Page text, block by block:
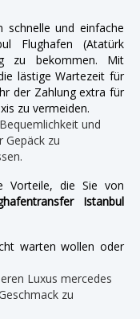
schnelle und einfache
Flughafen (Atatürk
zu bekommen. Mit
lästige Wartezeit für
der Zahlung extra für
zu vermeiden.
und
Gepäck zu
Vorteile, die Sie von
Istanbul
warten wollen oder
Luxus mercedes
zu